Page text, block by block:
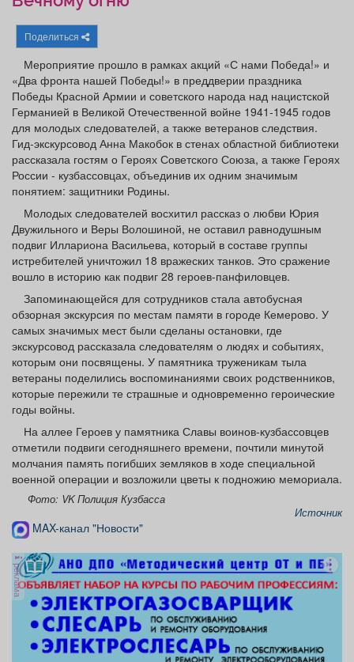
Афиша Обучение
Товары Поздравления Погода
ТВ программа Я - пенсионер
Поделиться
Мероприятие прошло в рамках акций «С нами Победа!» и
«Два фронта нашей Победы!» в преддверии праздника
Победы Красной Армии и советского народа над нацистской
Германией в Великой Отечественной войне 1941-1945 годов
для молодых следователей, а также ветеранов следствия.
Гид-экскурсовод Анна Макобок в стенах областной библиотеки
рассказала гостям о Героях Советского Союза, а также Героях
России - кузбассовцах, объединив их одним значимым
понятием: защитники Родины.
Молодых следователей восхитил рассказ о любви Юрия
Двужильного и Веры Волошиной, не оставил равнодушным
подвиг Иллариона Васильева, который в составе группы
истребителей уничтожил 18 вражеских танков. Это сражение
вошло в историю как подвиг 28 героев-панфиловцев.
Запоминающейся для сотрудников стала автобусная
обзорная экскурсия по местам памяти в городе Кемерово. У
самых значимых мест были сделаны остановки, где
экскурсовод рассказала следователям о людях и событиях,
которым они посвящены. У памятника труженикам тыла
ветераны поделились воспоминаниями своих родственников,
которые пережили те страшные и одновременно героические
годы войны.
На аллее Героев у памятника Славы воинов-кузбассовцев
отметили подвиги сегодняшнего времени, почтили минутой
молчания память погибших земляков в ходе специальной
военной операции и возложили цветы к подножию мемориала.
Фото: VK Полиция Кузбасса
Источник
MAX-канал "Новости"
реклама